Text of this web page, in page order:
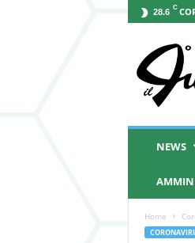
28.6 C
Q
NEWS
Home